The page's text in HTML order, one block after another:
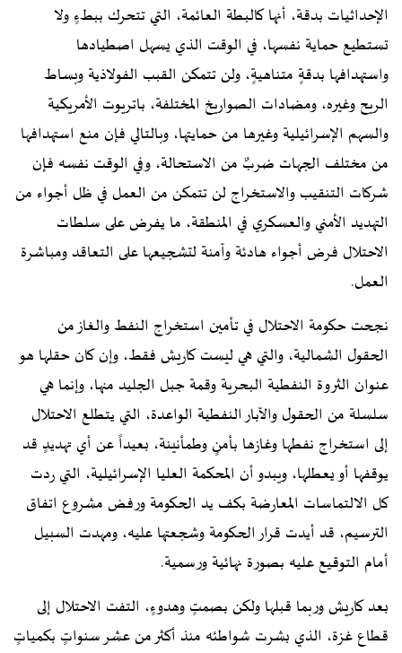
الإحداثيات بدقة، أنها كالبطة العائمة، التي تتحرك ببطءٍ ولا
تستطيع حماية نفسها، في الوقت الذي يسهل اصطيادها
واستهدافها بدقةٍ متناهيةٍ، ولن تتمكن القبب الفولاذية وبساط
الريح وغيره، ومضادات الصواريخ المختلفة، باتريوت الأمريكية
والسهم الإسرائيلية وغيرها من حمايتها، وبالتالي فإن منع استهدافها
من مختلف الجهات ضربٌ من الاستحالة، وفي الوقت نفسه فإن
شركات التنقيب والاستخراج لن تتمكن من العمل في ظل أجواء من
التهديد الأمني والعسكري في المنطقة، ما يفرض على سلطات
الاحتلال فرض أجواء هادئة وآمنة لتشجيعها على التعاقد ومباشرة
العمل.
نجحت حكومة الاحتلال في تأمين استخراج النفط والغاز من
الحقول الشمالية، والتي هي ليست كاريش فقط، وإن كان حقلها هو
عنوان الثروة النفطية البحرية وقمة جبل الجليد منها، وإنما هي
سلسلة من الحقول والآبار النفطية الواعدة، التي يتطلع الاحتلال
إلى استخراج نفطها وغازها بأمنٍ وطمأنينة، بعيداً عن أي تهديدٍ قد
يوقفها أو يعطلها، ويبدو أن المحكمة العليا الإسرائيلية، التي ردت
كل الالتماسات المعارضة بكف يد الحكومة ورفض مشروع اتفاق
الترسيم، قد أيدت قرار الحكومة وشجعتها عليه، ومهدت السبيل
أمام التوقيع عليه بصورة نهائية ورسمية.
بعد كاريش وربما قبلها ولكن بصمتٍ وهدوءٍ، التفت الاحتلال إلى
قطاع غزة، الذي بشرت شواطئه منذ أكثر من عشر سنواتٍ بكمياتٍ